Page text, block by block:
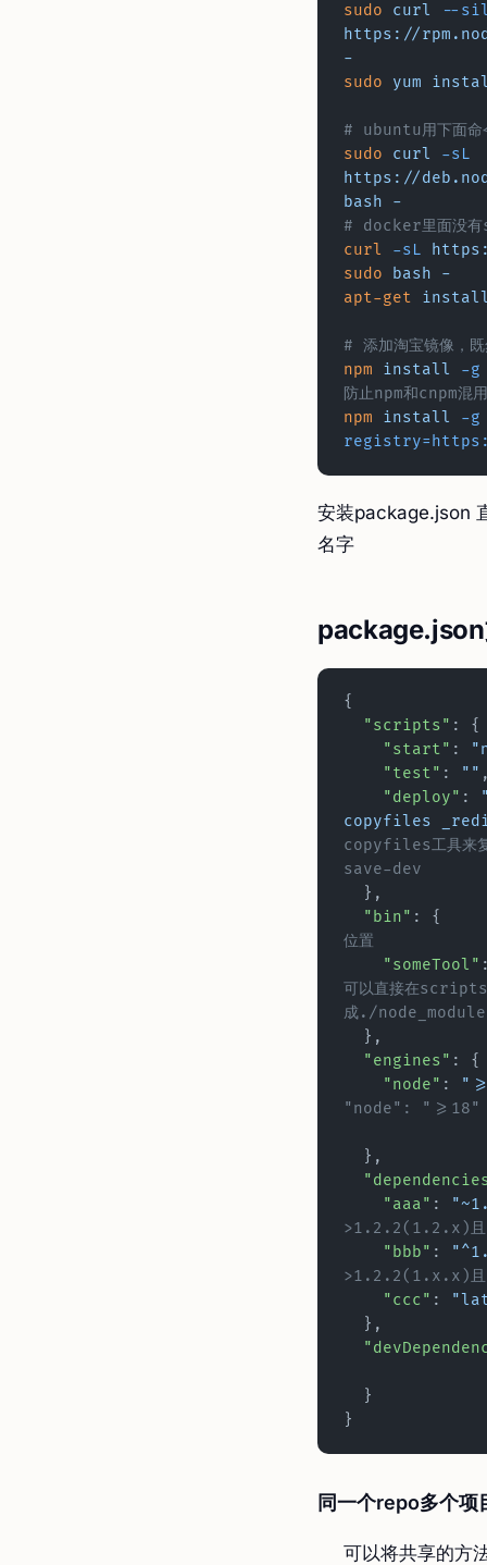
sudo curl
--
https://
-
sudo yum
# ubuntu用下面命
sudo curl
-sL
https://
bash -
# docker里面没有
curl
-sL
sudo bash -
apt-get
# 添加淘宝镜像，既
npm install -g
防止npm和cnpm
npm install -g
安装package.json
名字
{
  "scripts"
    "start"
:
    "test"
: ""
    "deploy"
:
copyfiles
copyfiles工具
save-dev
  },
  "bin"
位置
    "someTool"
可以直接在scripts
成./
  },
  "engines"
    "node"
:
"node": ">=18"
  },
    "aaa"
:
>1.2.2(1.2.x)
    "bbb"
:
>1.2.2(1.x.x)
    "ccc"
:
  },
  }
}
同一个repo多个项
可以将共享的方